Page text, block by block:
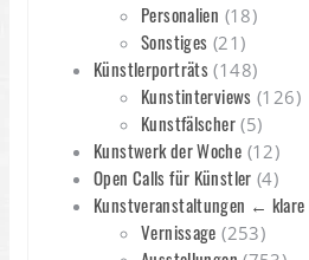
Personalien (18)
Sonstiges (21)
Künstlerporträts (148)
Kunstinterviews (126)
Kunstfälscher(5)
Kunstwerk der Woche (12)
Open Calls für Künstler (4)
Kunstveranstaltungen ← klare
Vernissage (253)